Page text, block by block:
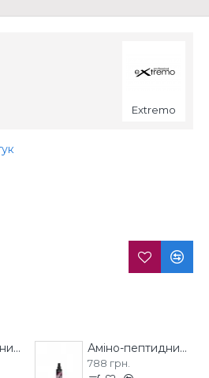
Extremo
Аміно-пептидний Крем EXTREMO MOLECULAR PLEX Аміно-пептидний Спрей EXTREMO MOLECULAR PLEX
788 грн.